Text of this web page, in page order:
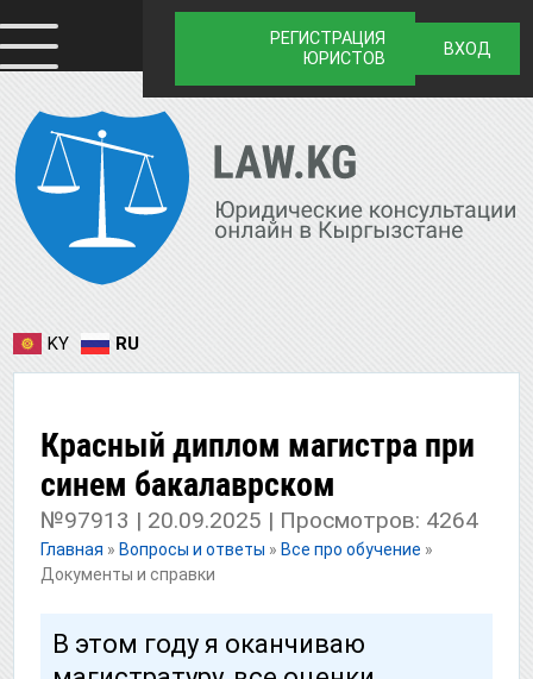
РЕГИСТРАЦИЯ
ЮРИСТОВ
ВХОД
KY RU
Красный диплом магистра при
синем бакалаврском
№97913 | 20.09.2025 | Просмотров: 4264
Главная » Вопросы и ответы » Все про обучение »
Документы и справки
В этом году я оканчиваю